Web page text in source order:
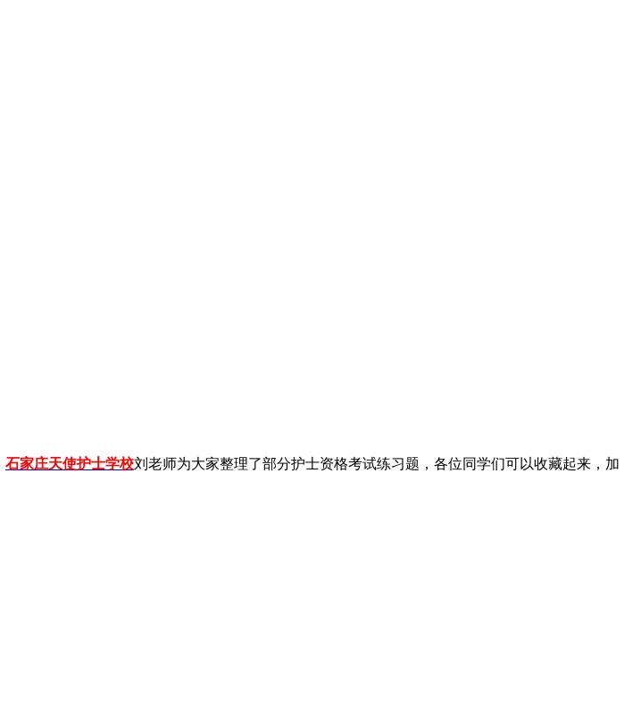
石家庄天使护士学校刘老师为大家整理了部分护士资格考试练习题，各位同学们可以收藏起来，加